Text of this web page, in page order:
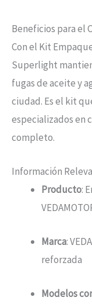
Beneficios para el
Con el Kit
Superlight
fugas de aceite y
ciudad. Es el kit
especializados en
completo.
Información
Producto:
Marca:
reforzada
Modelos